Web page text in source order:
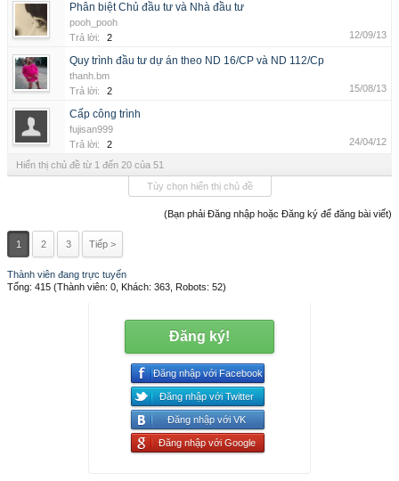
Phân biệt Chủ đầu tư và Nhà đầu tư
pooh_pooh
Trả lời:
2 12/09/13
Quy trình đầu tư dự án theo ND 16/CP và ND 112/Cp
thanh.bm
Trả lời:
2 15/08/13
Cấp công trình
fujisan999
Trả lời:
2 24/04/12
Hiển thị chủ đề từ 1 đến 20 của 51
Tùy chọn hiển thị chủ đề
(Bạn phải Đăng nhập hoặc Đăng ký để đăng bài viết)
1 2 3 Tiếp >
Thành viên đang trực tuyến
Tổng: 415 (Thành viên: 0, Khách: 363, Robots: 52)
Đăng ký!
Đăng nhập với Facebook
Đăng nhập với Twitter
Đăng nhập với VK
Đăng nhập với Google